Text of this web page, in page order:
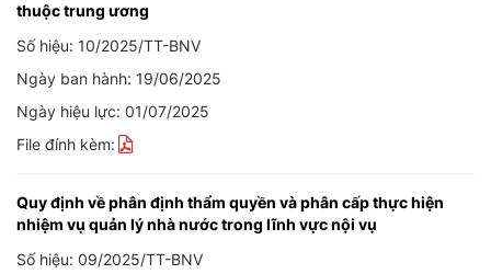
thuộc trung ương
Số hiệu: 10/2025/TT-BNV
Ngày ban hành: 19/06/2025
Ngày hiệu lực: 01/07/2025
File đính kèm:
Quy định về phân định thẩm quyền và phân cấp thực hiện
nhiệm vụ quản lý nhà nước trong lĩnh vực nội vụ
Số hiệu: 09/2025/TT-BNV